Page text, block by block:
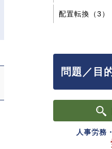
配置転換（3）
問題／目
人事労務